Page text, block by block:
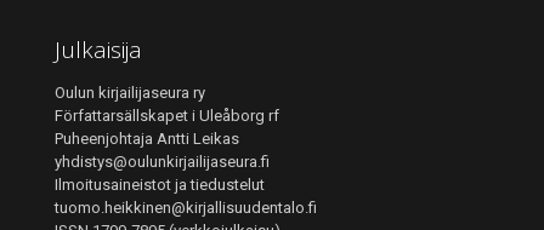
Julkaisija
Oulun kirjailijaseura ry
Författarsällskapet i Uleåborg rf
Puheenjohtaja Antti Leikas
yhdistys@oulunkirjailijaseura.fi
Ilmoitusaineistot ja tiedustelut
tuomo.heikkinen@kirjallisuudentalo.fi